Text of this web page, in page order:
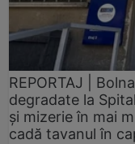
REPORTAJ |
degradate la
și mizerie în mai
cadă tavanul în